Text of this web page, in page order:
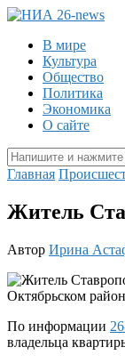
В мире
Культура
Общество
Политика
Экономика
О сайте
Главная
Житель
Автор Ирина
Октябрьском
По информации
владельца